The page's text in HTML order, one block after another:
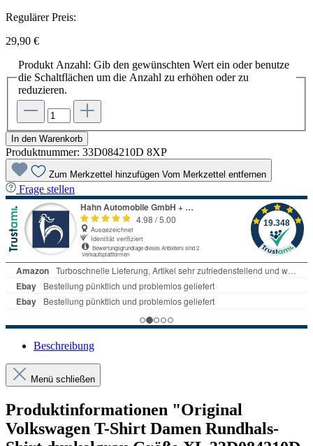
Regulärer Preis:
29,90 €
Produkt Anzahl: Gib den gewünschten Wert ein oder benutze
die Schaltflächen um die Anzahl zu erhöhen oder zu
reduzieren.
In den Warenkorb
Produktnummer: 33D084210D 8XP
Zum Merkzettel hinzufügen Vom Merkzettel entfernen
Frage stellen
Beschreibung
Menü schließen
Produktinformationen "Original
Volkswagen T-Shirt Damen Rundhals-